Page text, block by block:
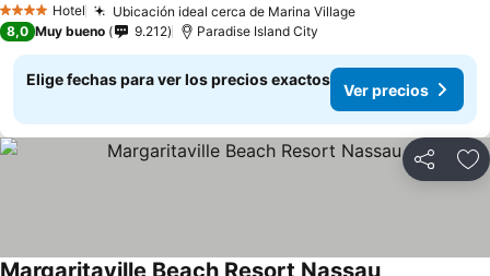
4 EstrellasHotel Ubicación ideal cerca de Marina Village
8,0 Muy bueno 9.212 Paradise Island City
Elige fechas para ver los precios exactos
Ver precios
Compartir
Margaritaville Beach Resort Nassau